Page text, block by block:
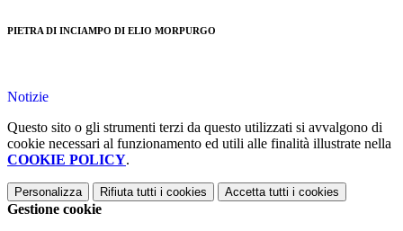
PIETRA DI INCIAMPO DI ELIO MORPURGO
Notizie
Questo sito o gli strumenti terzi da questo utilizzati si avvalgono di
cookie necessari al funzionamento ed utili alle finalità illustrate nella
COOKIE POLICY.
Personalizza Rifiuta tutti i cookies Accetta tutti i cookies
Gestione cookie